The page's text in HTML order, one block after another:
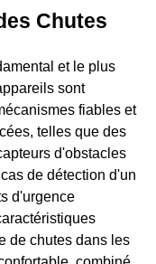
Chutes
et le plus
sont
fiables et
telles que des
d'obstacles
de détection d'un
d'urgence
de chutes dans les